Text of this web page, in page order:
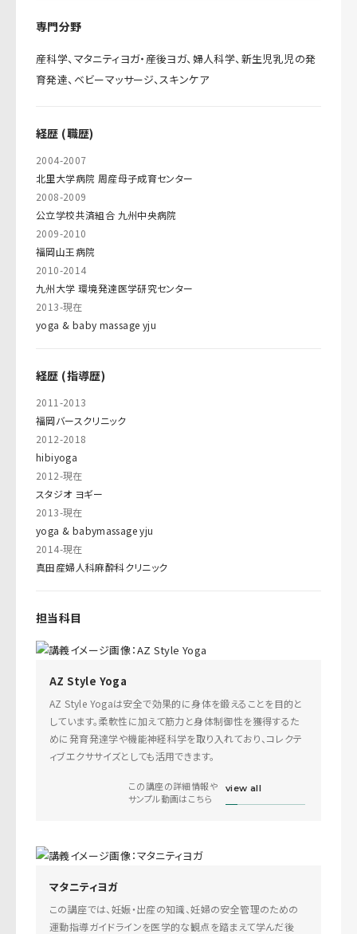
専門分野
産科学、マタニティヨガ・産後ヨガ、婦人科学、新生児乳児の発
育発達、ベビーマッサージ、スキンケア
経歴 (職歴)
2004-2007
北里大学病院 周産母子成育センター
2008-2009
公立学校共済組合 九州中央病院
2009-2010
福岡山王病院
2010-2014
九州大学 環境発達医学研究センター
2013-現在
yoga & baby massage yju
経歴 (指導歴)
2011-2013
福岡バースクリニック
2012-2018
hibiyoga
2012-現在
スタジオ ヨギー
2013-現在
yoga & babymassage yju
2014-現在
真田産婦人科麻酔科クリニック
担当科目
AZ Style Yoga
AZ Style Yogaは安全で効果的に身体を鍛えることを目的と
しています。柔軟性に加えて筋力と身体制御性を獲得するた
めに発育発達学や機能神経科学を取り入れており、コレクテ
ィブエクササイズとしても活用できます。
この講座の詳細情報や
サンプル動画はこちら
view all
マタニティヨガ
この講座では、妊娠・出産の知識、妊婦の安全管理のための
運動指導ガイドラインを医学的な観点を踏まえて学んだ後